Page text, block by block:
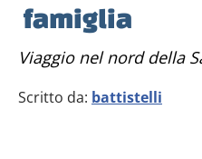
famiglia
viaggio nel nord della
Scritto da: battistelli